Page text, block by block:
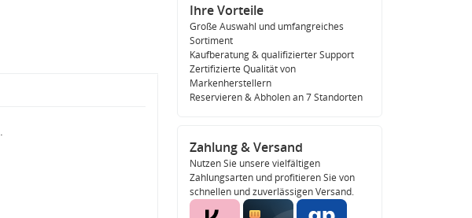
Ihre Vorteile
Große Auswahl und umfangreiches
Sortiment
Kaufberatung & qualifizierter Support
Zertifizierte Qualität von
Markenherstellern
Reservieren & Abholen an 7 Standorten
Zahlung & Versand
Nutzen Sie unsere vielfältigen
Zahlungsarten und profitieren Sie von
schnellen und zuverlässigen Versand.